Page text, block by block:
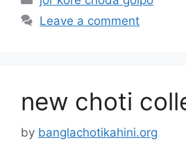
Leave a comment
new choti
by banglachotikahini.org